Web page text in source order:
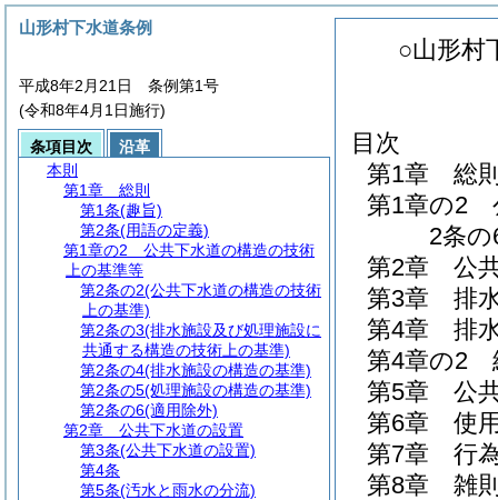
○山形村
目次
第1章
総
第1章の2
2条の
第2章
公
第3章
排
第4章
排
第4章の2
第5章
公
第6章
使
第7章
行
第8章
雑
山形村下水道条例
平成8年2月21日 条例第1号
(令和8年4月1日施行)
条項目次
沿革
本則
第1章
総則
第1条(趣旨)
第2条(用語の定義)
第1章の2
公共下水道の構造の技術
上の基準等
第2条の2(公共下水道の構造の技術
上の基準)
第2条の3(排水施設及び処理施設に
共通する構造の技術上の基準)
第2条の4(排水施設の構造の基準)
第2条の5(処理施設の構造の基準)
第2条の6(適用除外)
第2章
公共下水道の設置
第3条(公共下水道の設置)
第4条
第5条(汚水と雨水の分流)